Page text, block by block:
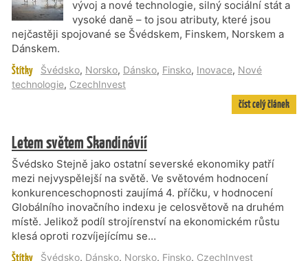
vývoj a nové technologie, silný sociální stát a
vysoké daně – to jsou atributy, které jsou
nejčastěji spojované se Švédskem, Finskem, Norskem a
Dánskem.
Štítky Švédsko, Norsko, Dánsko, Finsko, Inovace, Nové
technologie, CzechInvest
číst celý článek
Letem světem Skandinávií
Švédsko Stejně jako ostatní severské ekonomiky patří
mezi nejvyspělejší na světě. Ve světovém hodnocení
konkurenceschopnosti zaujímá 4. příčku, v hodnocení
Globálního inovačního indexu je celosvětově na druhém
místě. Jelikož podíl strojírenství na ekonomickém růstu
klesá oproti rozvíjejícímu se…
Štítky Švédsko, Dánsko, Norsko, Finsko, CzechInvest